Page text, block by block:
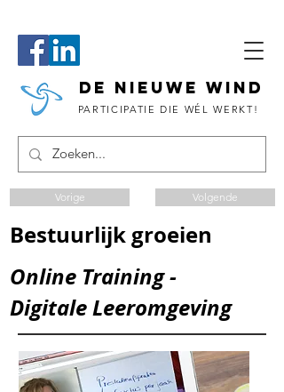
DE NIEUWE WIND
PARTICIPATIE DIE WÉL WERKT!
Vorige Volgende
Bestuurlijk groeien
Online Training -
Digitale Leeromgeving